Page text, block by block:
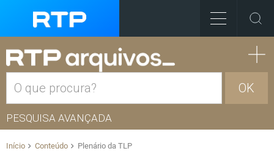
OK
PESQUISA AVANÇADA
Início Conteúdo Plenário da TLP